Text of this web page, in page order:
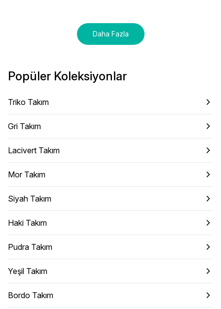
Daha Fazla
Popüler Koleksiyonlar
Triko Takım
Gri Takım
Lacivert Takım
Mor Takım
Siyah Takım
Haki Takım
Pudra Takım
Yeşil Takım
Bordo Takım